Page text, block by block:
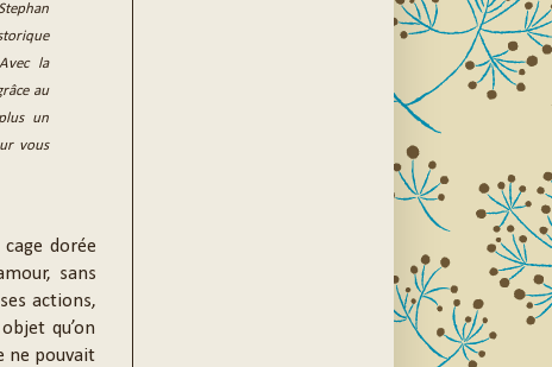
la
au
un
vous
dorée
sans
actions,
qu’on
ne pouvait